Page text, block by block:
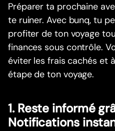
Préparer ta prochaine
te ruiner. Avec bunq, tu
profiter de ton voyage
finances sous contrôle.
éviter les frais cachés et
étape de ton voyage.
1. Reste informé
Notifications